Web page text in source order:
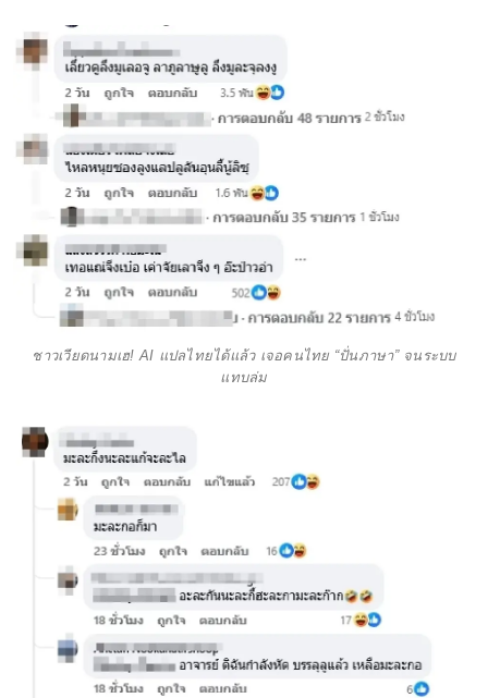
ชาวเวียดนามเฮ! AI แปลไทยได้แล้ว เจอคนไทย “ปั่นภาษา” จนระบบ
แทบล่ม